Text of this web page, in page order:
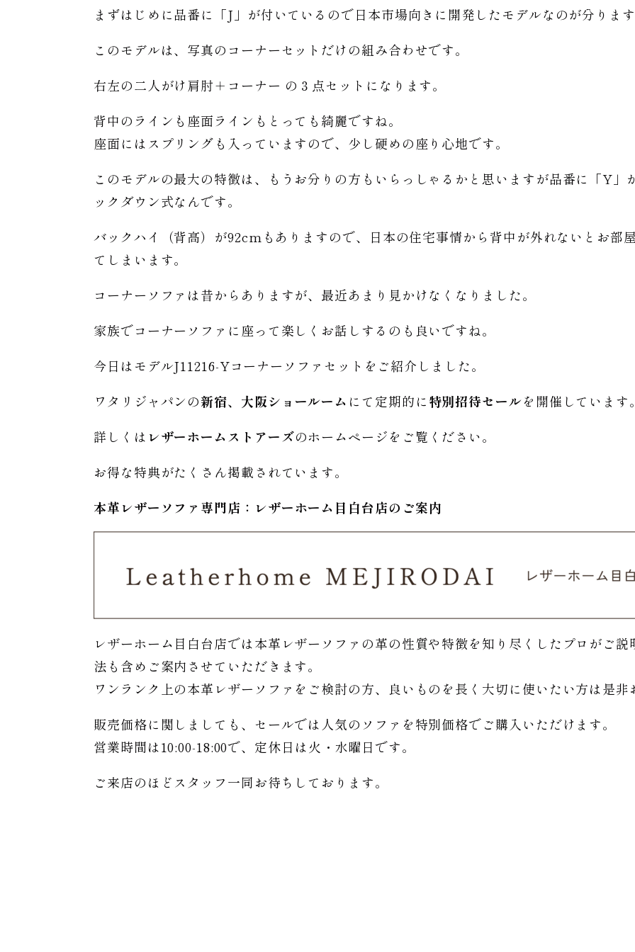
まずはじめに品番に「J」が付いているので日本市場向きに開発したモデルなのが分りま
このモデルは、写真のコーナーセットだけの組み合わせです。
右左の二人がけ肩肘＋コーナー の３点セットになります。
背中のラインも座面ラインもとっても綺麗ですね。
座面にはスプリングも入っていますので、少し硬めの座り心地です。
このモデルの最大の特徴は、もうお分りの方もいらっしゃるかと思いますが品番に「Y
ックダウン式なんです。
バックハイ（背高）が92cmもありますので、日本の住宅事情から背中が外れないとお部
てしまいます。
コーナーソファは昔からありますが、最近あまり見かけなくなりました。
家族でコーナーソファに座って楽しくお話しするのも良いですね。
今日はモデルJ11216-Yコーナーソファセットをご紹介しました。
ワタリジャパンの新宿、大阪ショールーム にて定期的に特別招待セールを開催しています
詳しくは レザーホームストアーズのホームページをご覧ください。
お得な特典がたくさん掲載されています。
本革レザーソファ専門店：レザーホーム 目白台店のご案内
レザーホーム目白台店では本革レザーソファの革の性質や特徴を知り尽くしたプロがご
法も含めご案内させていただきます。
ワンランク上の本革レザーソファをご検討の方、良いものを長く大切に使いたい方は是
販売価格に関しましても、セールでは人気のソファを特別価格でご購入いただけます。
営業時間は10:00-18:00で、定休日は火・水曜日です。
ご来店のほどスタッフ一同お待ちしております。